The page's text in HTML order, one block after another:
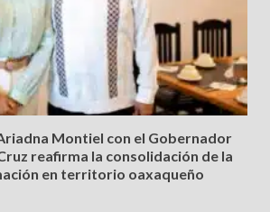
Montiel con el Gobernador
reafirma la consolidación de la
en territorio oaxaqueño